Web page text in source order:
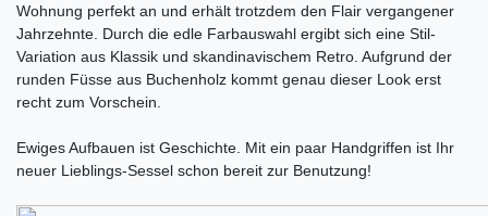
Wohnung perfekt an und erhält trotzdem den Flair vergangener
Jahrzehnte. Durch die edle Farbauswahl ergibt sich eine Stil-
Variation aus Klassik und skandinavischem Retro. Aufgrund der
runden Füsse aus Buchenholz kommt genau dieser Look erst
recht zum Vorschein.
Ewiges Aufbauen ist Geschichte. Mit ein paar Handgriffen ist Ihr
neuer Lieblings-Sessel schon bereit zur Benutzung!